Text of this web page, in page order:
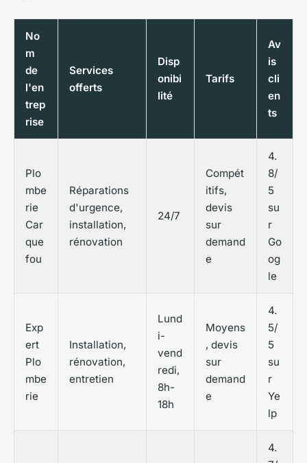
No
m
de
l'en
trep
rise
Services
offerts
Disp
onibi
lité
Tarifs
Av
is
cli
en
ts
Plo
mbe
rie
Car
que
fou
Réparations
d'urgence,
installation,
rénovation
24/7
Compét
itifs,
devis
sur
demand
e
4.
8/
5
su
r
Go
og
le
Exp
ert
Plo
mbe
rie
Installation,
rénovation,
entretien
Lund
i-
vend
redi,
8h-
18h
Moyens
, devis
sur
demand
e
4.
5/
5
su
r
Ye
lp
4.